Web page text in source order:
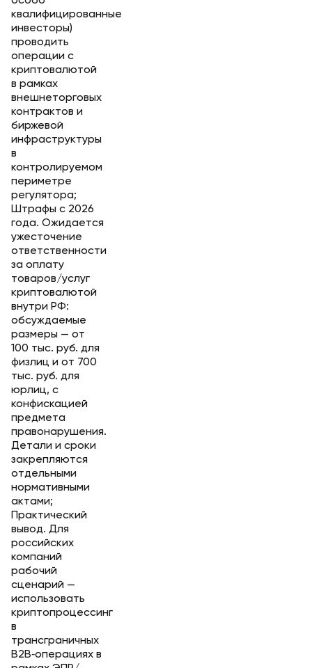
квалифицированные
инвесторы)
проводить
операции с
криптовалютой
в рамках
внешнеторговых
контрактов и
биржевой
инфраструктуры
в
контролируемом
периметре
регулятора;
Штрафы с 2026
года. Ожидается
ужесточение
ответственности
за оплату
товаров/услуг
криптовалютой
внутри РФ:
обсуждаемые
размеры — от
100 тыс. руб. для
физлиц и от 700
тыс. руб. для
юрлиц, с
конфискацией
предмета
правонарушения.
Детали и сроки
закрепляются
отдельными
нормативными
актами;
Практический
вывод. Для
российских
компаний
рабочий
сценарий —
использовать
криптопроцессинг
в
трансграничных
B2B‑операциях в